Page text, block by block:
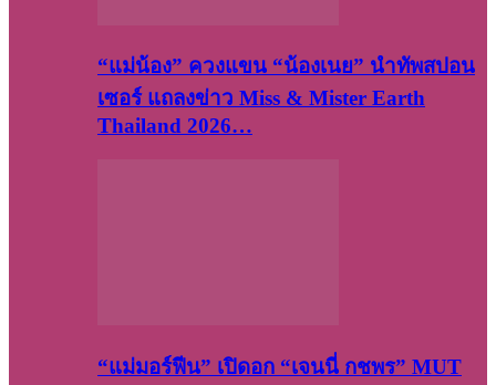
“แม่น้อง” ควงแขน “น้องเนย” นำทัพสปอน
เซอร์ แถลงข่าว Miss & Mister Earth
Thailand 2026…
“แม่มอร์ฟีน” เปิดอก “เจนนี่ กชพร” MUT